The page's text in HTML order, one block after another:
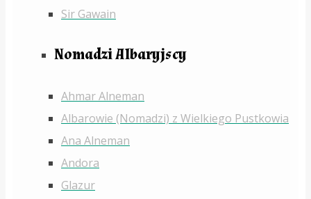
Sir Gawain
Nomadzi Albaryjscy
Ahmar Alneman
Albarowie (Nomadzi) z Wielkiego Pustkowia
Ana Alneman
Andora
Glazur